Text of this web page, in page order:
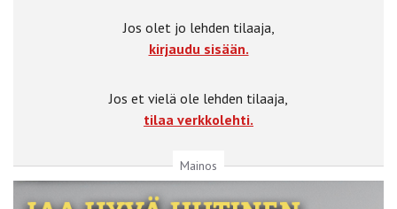
Jos olet jo lehden tilaaja,
kirjaudu sisään.
Jos et vielä ole lehden tilaaja,
tilaa verkkolehti.
Mainos